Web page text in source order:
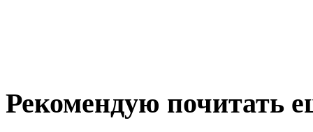
Рекомендую почитать